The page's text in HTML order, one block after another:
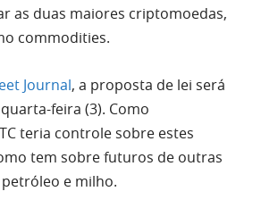
as duas maiores criptomoedas,
commodities.
Journal, a proposta de lei será
feira (3). Como
teria controle sobre estes
tem sobre futuros de outras
e milho.